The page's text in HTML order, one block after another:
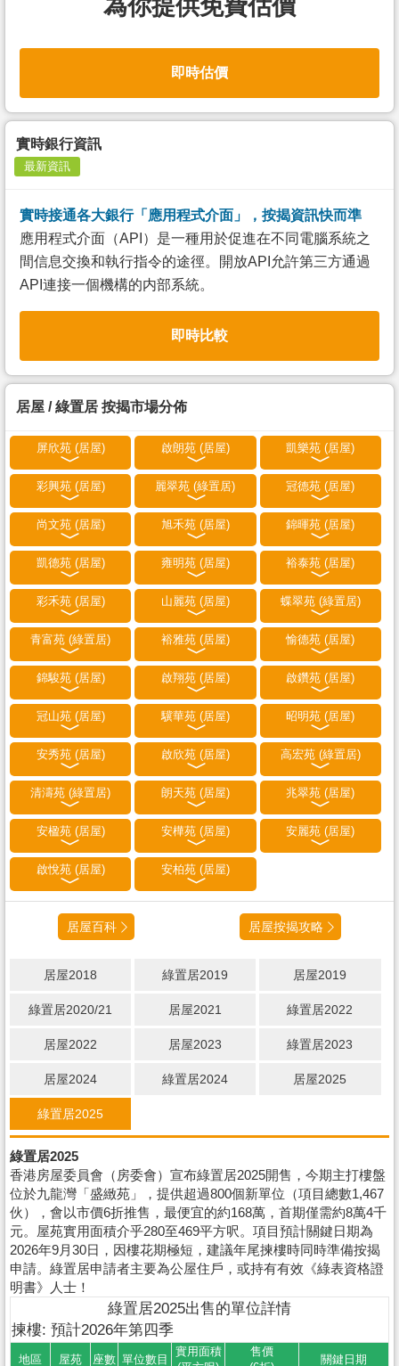
為你提供免費估價
即時估價
實時銀行資訊
最新資訊
實時接通各大銀行「應用程式介面」，按揭資訊快而準
應用程式介面（API）是一種用於促進在不同電腦系統之
間信息交換和執行指令的途徑。開放API允許第三方通過
API連接一個機構的内部系統。
即時比較
居屋 / 綠置居 按揭市場分佈
屏欣苑 (居屋) 啟朗苑 (居屋) 凱樂苑 (居屋)
彩興苑 (居屋) 麗翠苑 (綠置居) 冠德苑 (居屋)
尚文苑 (居屋) 旭禾苑 (居屋) 錦暉苑 (居屋)
凱德苑 (居屋) 雍明苑 (居屋) 裕泰苑 (居屋)
彩禾苑 (居屋) 山麗苑 (居屋) 蝶翠苑 (綠置居)
青富苑 (綠置居) 裕雅苑 (居屋) 愉德苑 (居屋)
錦駿苑 (居屋) 啟翔苑 (居屋) 啟鑽苑 (居屋)
冠山苑 (居屋) 驥華苑 (居屋) 昭明苑 (居屋)
安秀苑 (居屋) 啟欣苑 (居屋) 高宏苑 (綠置居)
清濤苑 (綠置居) 朗天苑 (居屋) 兆翠苑 (居屋)
安楹苑 (居屋) 安樺苑 (居屋) 安麗苑 (居屋)
啟悅苑 (居屋) 安柏苑 (居屋)
居屋百科 居屋按揭攻略
居屋2018 綠置居2019 居屋2019
綠置居2020/21 居屋2021 綠置居2022
居屋2022 居屋2023 綠置居2023
居屋2024 綠置居2024 居屋2025
綠置居2025
綠置居2025
香港房屋委員會（房委會）宣布綠置居2025開售，今期主打樓盤
位於九龍灣「盛緻苑」，提供超過800個新單位（項目總數1,467
伙），會以市價6折推售，最便宜的約168萬，首期僅需約8萬4千
元。屋苑實用面積介乎280至469平方呎。項目預計關鍵日期為
2026年9月30日，因樓花期極短，建議年尾揀樓時同時準備按揭
申請。綠置居申請者主要為公屋住戶，或持有有效《綠表資格證
明書》人士！
綠置居2025出售的單位詳情
揀樓: 預計2026年第四季
地區 屋苑 座數 單位數目
實用面積
售價
關鍵日期